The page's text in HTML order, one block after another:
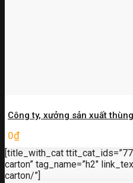
Công ty, xưởng sản xuất
0₫
[title_with_cat
carton” tag_name=”h2″
carton/”]